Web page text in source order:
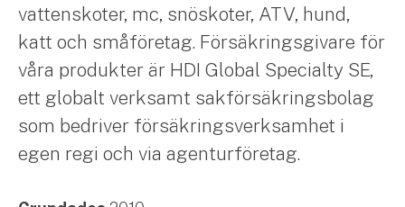
vattenskoter, mc, snöskoter, ATV, hund,
katt och småföretag. Försäkringsgivare för
våra produkter är HDI Global Specialty SE,
ett globalt verksamt sakförsäkringsbolag
som bedriver försäkringsverksamhet i
egen regi och via agenturföretag.